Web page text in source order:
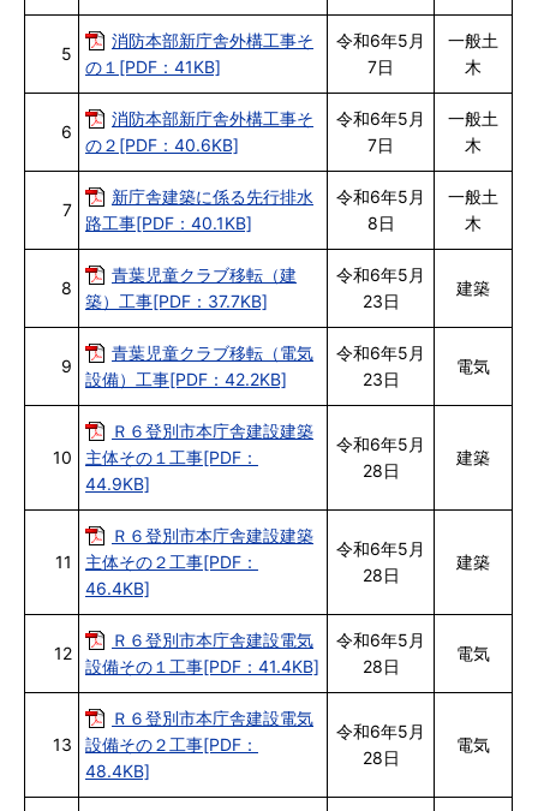
5
消防本部新庁舎外構工事そ
の１[PDF：41KB]
令和6年5月
7日
一般土
木
6
消防本部新庁舎外構工事そ
の２[PDF：40.6KB]
令和6年5月
7日
一般土
木
7
新庁舎建築に係る先行排水
路工事[PDF：40.1KB]
令和6年5月
8日
一般土
木
8
青葉児童クラブ移転（建
築）工事[PDF：37.7KB]
令和6年5月
23日
建築
9
青葉児童クラブ移転（電気
設備）工事[PDF：42.2KB]
令和6年5月
23日
電気
10
Ｒ６登別市本庁舎建設建築
主体その１工事[PDF：
44.9KB]
令和6年5月
28日
建築
11
Ｒ６登別市本庁舎建設建築
主体その２工事[PDF：
46.4KB]
令和6年5月
28日
建築
12
Ｒ６登別市本庁舎建設電気
設備その１工事[PDF：41.4KB]
令和6年5月
28日
電気
13
Ｒ６登別市本庁舎建設電気
設備その２工事[PDF：
48.4KB]
令和6年5月
28日
電気